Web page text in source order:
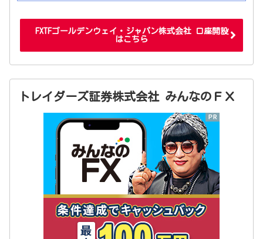
FXTFゴールデンウェイ・ジャパン株式会社 口座開設
はこちら
トレイダーズ証券株式会社 みんなのＦＸ